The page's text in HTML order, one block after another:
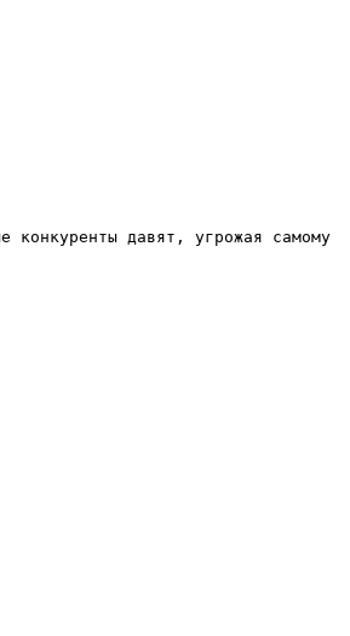
конкуренты давят, угрожая самому